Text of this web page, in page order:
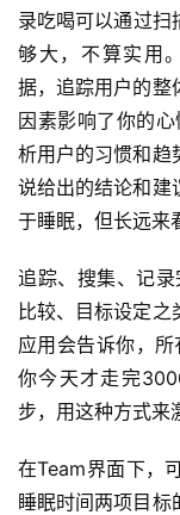
赛
录吃喝可以通过
够大，不算实用
据，追踪用户的整
因素影响了你的
析用户的习惯和趋
说给出的结论和建
于睡眠，但长远来
追踪、搜集、记录
比较、目标设定之
应用会告诉你，
你今天才走完
步，用这种方式来
在Team界面下，
睡眠时间两项目标